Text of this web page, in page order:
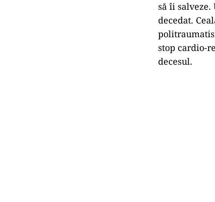
să îi
decedat.
stop cardio-
decesul.